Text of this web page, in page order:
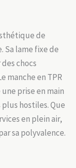
de
lame fixe de
chocs
manche en TPR
prise en main
hostiles. Que
en plein air,
sa polyvalence.